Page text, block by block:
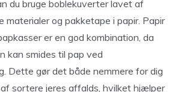
du bruge boblekuverter lavet af
materialer og pakketape i papir. Papir
er en god kombination, da
kan smides til pap ved
Dette gør det både nemmere for dig
sortere jeres affalds, hvilket hjælper